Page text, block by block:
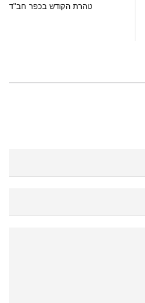
טהרת הקודש בכפר חב"ד